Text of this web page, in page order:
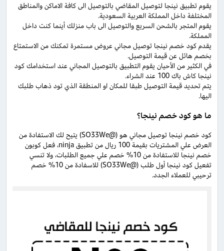
يقوم تطبيق نينجا لتوصيل المقاضي بالتوصيل الى كافة الاماكن والمناطق
المختلفة داخل المملكة العربية السعودية.
يقوم المتجر بالشحن السريع والتوصيل الى باب منزلك أينما كنت داخل
المملكة.
يقدم كود خصم نينجا توصيل مجاني عروض مستمرة تمكنك من الاستمتاع
بخصم هائل عن قيمة التوصيل.
في الكثير من الأحيان يقوم التطبيق بالتوصيل المجاني عند استخدامك كود
نينجا كاش باك 100 عند الشراء.
يتم تحديد قيمة التوصيل طبقا للمكان او المنطقة الذي تود ذهاب طلبك
اليها.
ما هو كود خصم نينجا؟
كود خصم نينجا توصيل مجاني هو (@SO33We) يتيح لك الاستفادة من
العرض علي المشتريات بقيمة 100 ريال من تطبيق ninja، فعل كوبون
خصم نينجا للاستفادة من 10% خصم علي جميع الطلبات، ولا تنسي
تفعيل كود نينجا أول طلب (@SO33We) للاسفادة من 10% خصم
ترحيبي للعملاء الجدد.